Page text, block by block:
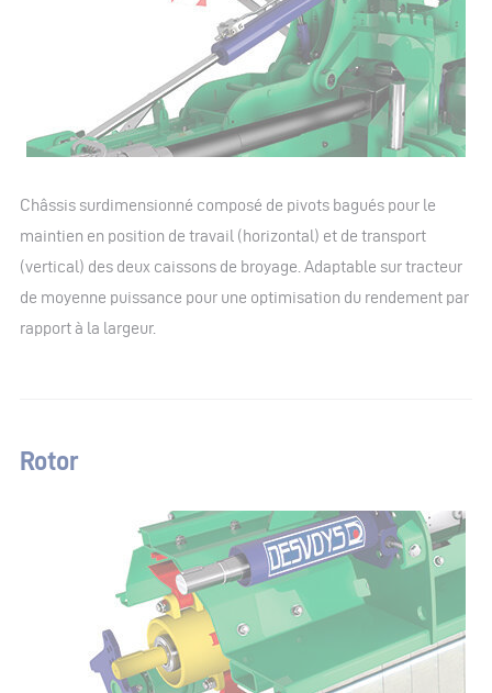
Châssis surdimensionné composé de pivots bagués pour le
maintien en position de travail (horizontal) et de transport
(vertical) des deux caissons de broyage. Adaptable sur tracteur
de moyenne puissance pour une optimisation du rendement par
rapport à la largeur.
Rotor